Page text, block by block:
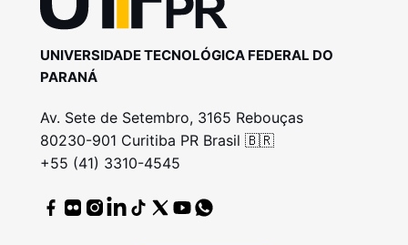
UNIVERSIDADE TECNOLÓGICA FEDERAL DO
PARANÁ
Av. Sete de Setembro, 3165 Rebouças
80230-901 Curitiba PR Brasil 🇧🇷
+55 (41) 3310-4545